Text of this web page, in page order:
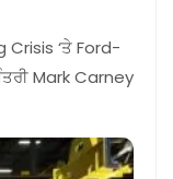
‘ਤੇ Ford-
Mark Carney